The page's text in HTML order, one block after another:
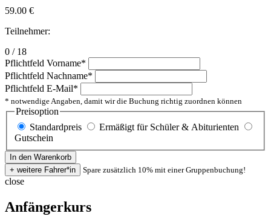
59.00 €
Teilnehmer:
0 / 18
Pflichtfeld Vorname*
Pflichtfeld Nachname*
Pflichtfeld E-Mail*
* notwendige Angaben, damit wir die Buchung richtig zuordnen können
Preisoption
Standardpreis
Ermäßigt für Schüler & Abiturienten
Gutschein
Spare zusätzlich 10% mit einer Gruppenbuchung!
close
Anfängerkurs